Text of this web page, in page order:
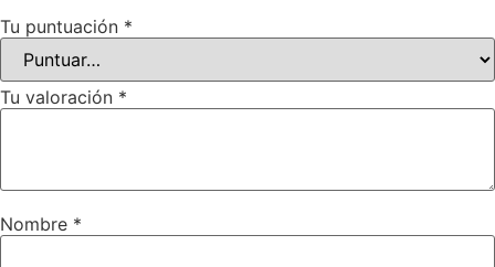
Tu puntuación *
Tu valoración *
Nombre *